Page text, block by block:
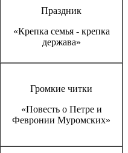
Праздник
«Крепка семья - крепка
держава»
Громкие читки
«Повесть о Петре и
Февронии Муромских»